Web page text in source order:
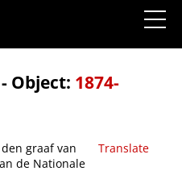
Nationale Vergadering, om den Paus te
Object: 1874-
graaf van
de Nationale
Translate